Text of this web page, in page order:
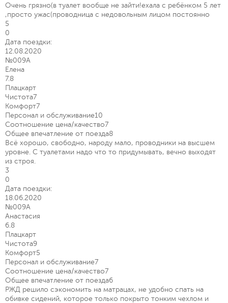
Очень грязно(в туалет вообще не зайти!ехала с ребёнком 5 лет
,просто ужас(проводница с недовольным лицом постоянно
5
0
Дата поездки:
12.08.2020
№009А
Елена
7.8
Плацкарт
Чистота7
Комфорт7
Персонал и обслуживание10
Соотношение цена/качество7
Общее впечатление от поезда8
Всё хорошо, свободно, народу мало, проводники на высшем
уровне. С туалетами надо что то придумывать, вечно выходят
из строя.
3
0
Дата поездки:
18.06.2020
№009А
Анастасия
6.8
Плацкарт
Чистота9
Комфорт5
Персонал и обслуживание7
Соотношение цена/качество7
Общее впечатление от поезда6
РЖД решило сэкономить на матрацах, не удобно спать на
обивке сидений, которое только покрыто тонким чехлом и